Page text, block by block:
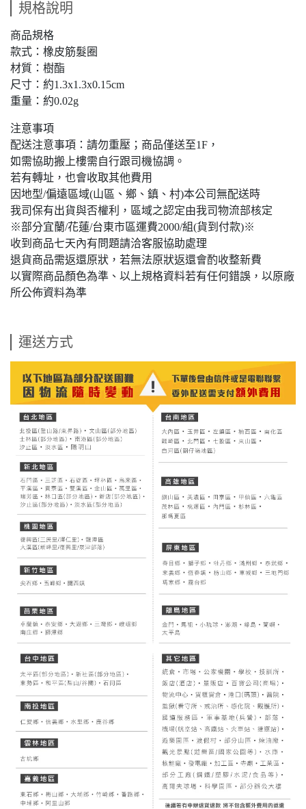
規格說明
商品規格
款式：橡皮筋髮圈
材質：樹酯
尺寸：約1.3x1.3x0.15cm
重量：約0.02g
注意事項
配送注意事項：請勿重壓；商品僅送至1F，
如需協助搬上樓需自行跟司機協調。
若有轉址，也會收取其他費用
因地型/偏遠區域(山區、鄉、鎮、村)本公司無配送時
我司保有出貨與否權利，區域之認定由我司物流部核定
※部分宜蘭/花蓮/台東市區運費2000/組(貨到付款)※
收到商品七天內有問題請洽客服協助處理
退貨商品需返還原狀，若無法原狀返還會酌收整新費
以實際商品顏色為準、以上規格資料若有任何錯誤，以原廠
所公佈資料為準
運送方式